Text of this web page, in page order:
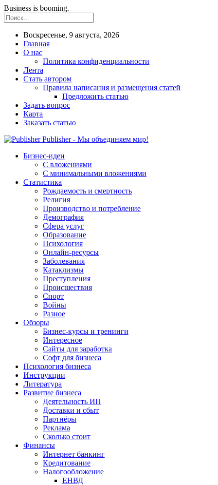
Business is booming.
Воскресенье, 9 августа, 2026
Главная
О нас
Политика конфиденциальности
Лента
Стать автором
Правила написания и размещения статей
Предложить статью
Задать вопрос
Карта
Заказать статью
Publisher - Мы объединяем мир!
Бизнес-идеи
С вложениями
С минимальными вложениями
Статистика
Рождаемость и смертность
Религия
Производство и потребление
Демография
Сфера услуг
Образование
Психология
Онлайн-ресурсы
Заболевания
Катаклизмы
Преступления
Происшествия
Спорт
Войны
Разное
Обзоры
Бизнес-курсы и тренинги
Интересное
Сайты для заработка
Софт для бизнеса
Психология бизнеса
Инструкции
Литература
Развитие бизнеса
Деятельность ИП
Доставки и сбыт
Партнёры
Реклама
Сколько стоит
Финансы
Интернет банкинг
Кредитование
Налогообложение
ЕНВД